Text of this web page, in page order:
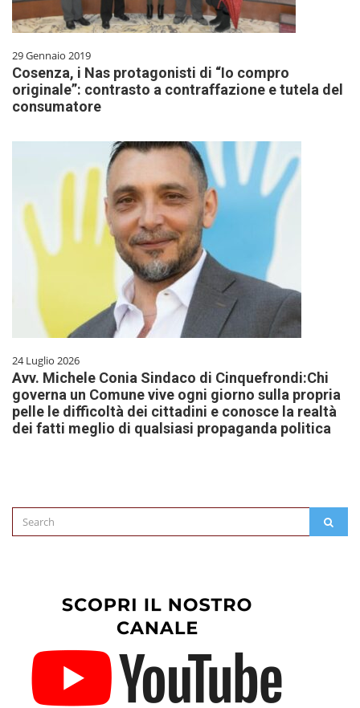
29 Gennaio 2019
Cosenza, i Nas protagonisti di “Io compro
originale”: contrasto a contraffazione e tutela del
consumatore
24 Luglio 2026
Avv. Michele Conia Sindaco di Cinquefrondi:Chi
governa un Comune vive ogni giorno sulla propria
pelle le difficoltà dei cittadini e conosce la realtà
dei fatti meglio di qualsiasi propaganda politica
Search
for: